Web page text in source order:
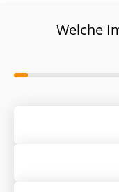
Welche